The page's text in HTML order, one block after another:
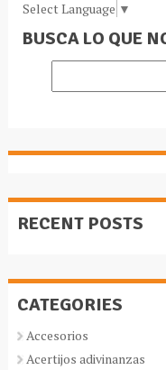
Select Language ▼
BUSCA LO QUE
RECENT POSTS
CATEGORIES
Accesorios
Acertijos adivinanzas